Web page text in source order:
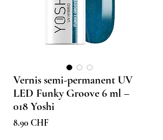
Vernis semi-permanent UV
LED Funky Groove 6 ml –
018 Yoshi
8.90 CHFPrix